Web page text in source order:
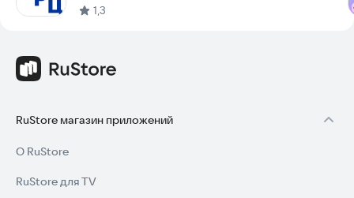
Единую справочную службу, по номеру 052 / 8 (383) 217-70-
52.
близко.
«Мои Документы» – это для всех!
1,3
RuStore магазин приложений
О RuStore
RuStore для TV